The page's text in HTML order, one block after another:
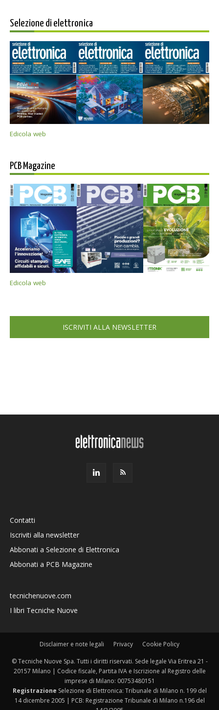
Selezione di elettronica
Edicola web
PCB Magazine
Edicola web
ISCRIVITI ALLA NEWSLETTER
Contatti
Iscriviti alla newsletter
Abbonati a Selezione di Elettronica
Abbonati a PCB Magazine
tecnichenuove.com
I libri Tecniche Nuove
Disclaimer e note legali Privacy Cookie Policy
© Tecniche Nuove Spa. Tutti i diritti riservati. Sede legale Via Eritrea 21 -
20157 Milano | Codice fiscale, Partita IVA e Iscrizione al Registro delle
imprese di Milano: 00753480151
Registrazione Selezione di Elettronica: Tribunale di Milano n. 199 del
14 dicembre 2005 | PCB: Registrazione Tribunale di Milano n.196 del